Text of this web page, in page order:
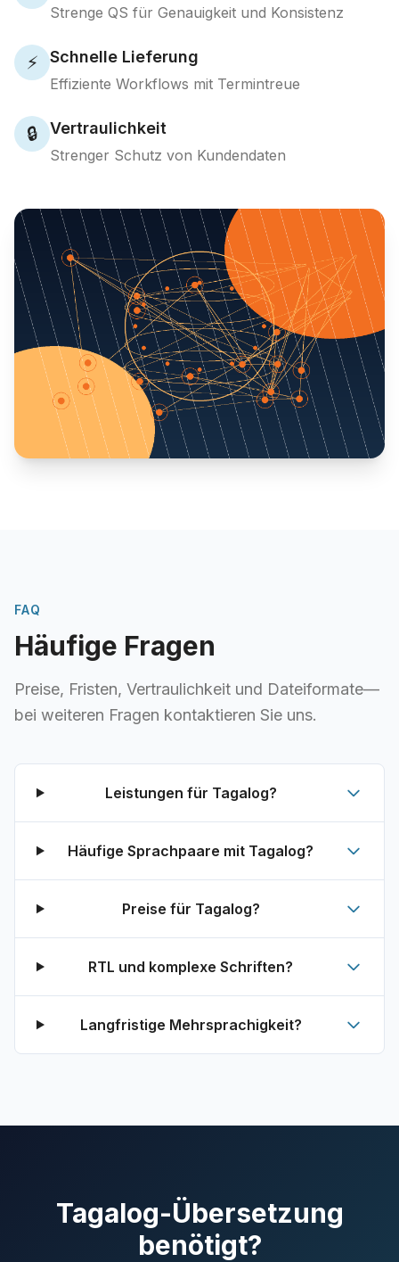
Strenge QS für Genauigkeit und Konsistenz
⚡ Schnelle Lieferung
Effiziente Workflows mit Termintreue
🔒 Vertraulichkeit
Strenger Schutz von Kundendaten
FAQ
Häufige Fragen
Preise, Fristen, Vertraulichkeit und Dateiformate—
bei weiteren Fragen kontaktieren Sie uns.
Leistungen für Tagalog?
Häufige Sprachpaare mit Tagalog?
Preise für Tagalog?
RTL und komplexe Schriften?
Langfristige Mehrsprachigkeit?
Tagalog-Übersetzung
benötigt?